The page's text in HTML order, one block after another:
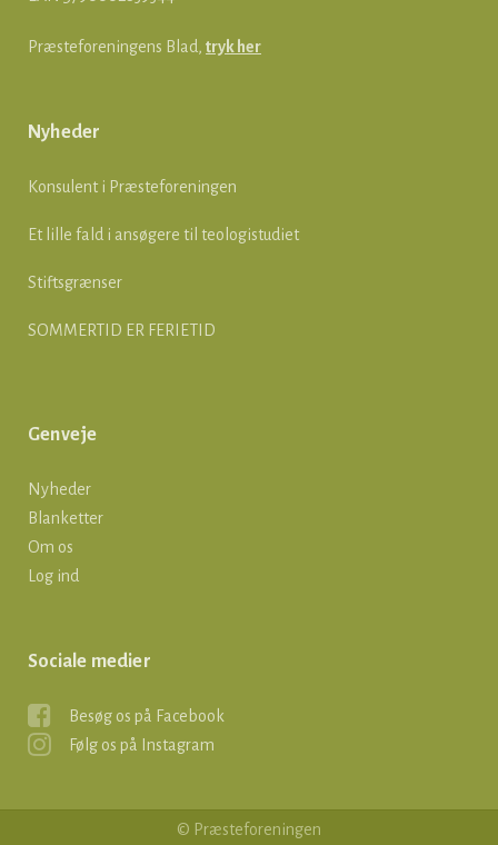
Præsteforeningens Blad, tryk her
Nyheder
Konsulent i Præsteforeningen
Et lille fald i ansøgere til teologistudiet
Stiftsgrænser
SOMMERTID ER FERIETID
Genveje
Nyheder
Blanketter
Om os
Log ind
Sociale medier
Besøg os på Facebook
Følg os på Instagram
© Præsteforeningen